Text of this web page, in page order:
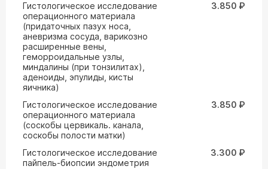
Гистологическое исследование
операционного материала
(придаточных пазух носа,
аневризма сосуда, варикозно
расширенные вены,
геморроидальные узлы,
миндалины (при тонзилитах),
аденоиды, эпулиды, кисты
яичника)
3.850 ₽
Гистологическое исследование
операционного материала
(соскобы цервикаль. канала,
соскобы полости матки)
3.850 ₽
Гистологическое исследование
пайпель-биопсии эндометрия
3.300 ₽